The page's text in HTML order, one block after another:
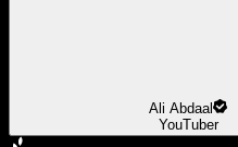
Ali Abdaal
YouTuber